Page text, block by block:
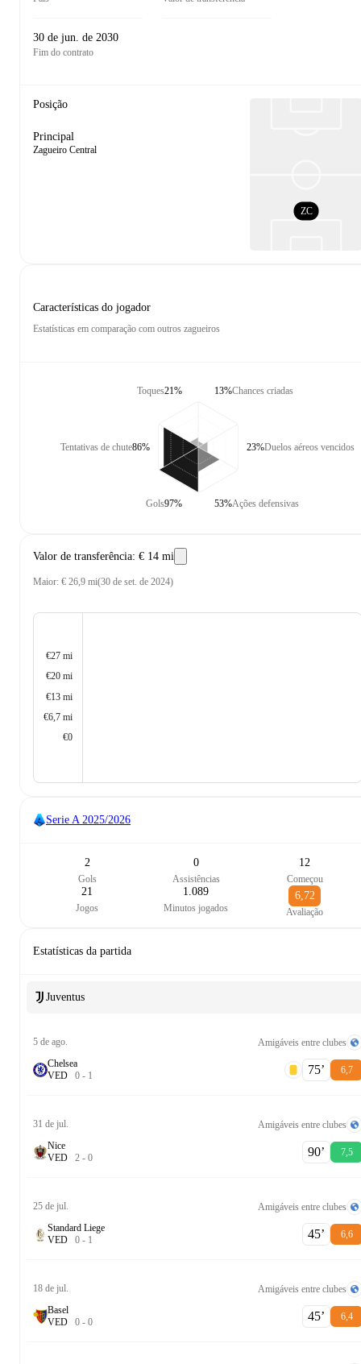
30 de jun. de 2030
Fim do contrato
Posição
Principal
Zagueiro Central
ZC
Características do jogador
Estatísticas em comparação com outros zagueiros
Toques21%
Tentativas de chute86%
Gols97%
Chances criadas
13%
Duelos aéreos vencidos
23%
Ações defensivas
53%
Valor de transferência: € 14 mi
Maior: € 26,9 mi(30 de set. de 2024)
€27 mi
€20 mi
€13 mi
€6,7 mi
€0
Serie A 2025/2026
2
Gols
0
Assistências
12
Começou
21
Jogos
1.089
Minutos jogados
6,72
Avaliação
Estatísticas da partida
Juventus
5 de ago.
Amigáveis entre clubes
Chelsea
VED 0 - 1 75‎’‎ 6,7
31 de jul.
Amigáveis entre clubes
Nice
VED 2 - 0 90‎’‎ 7,5
25 de jul.
Amigáveis entre clubes
Standard Liege
VED 0 - 1 45‎’‎ 6,6
18 de jul.
Amigáveis entre clubes
Basel
VED 0 - 0 45‎’‎ 6,4